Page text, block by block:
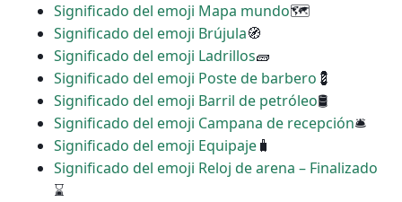
Significado del emoji Mapa mundo🗺
Significado del emoji Brújula🧭
Significado del emoji Ladrillos🧱
Significado del emoji Poste de barbero 💈
Significado del emoji Barril de petróleo🛢
Significado del emoji Campana de recepción🛎
Significado del emoji Equipaje🧳
Significado del emoji Reloj de arena – Finalizado
⌛